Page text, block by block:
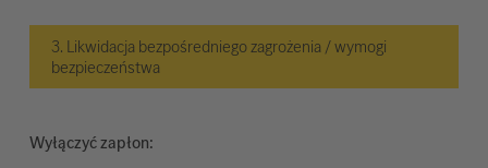
3. Likwidacja bezpośredniego zagrożenia / wymogi
bezpieczeństwa
Wyłączyć zapłon: